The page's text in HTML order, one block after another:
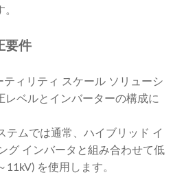
要件
ィリティ スケール ソ​​リューシ
レベルとインバーターの構成に
テムでは通常、ハイブリッド イ
グ インバータと組み合わせて低
を使用します。